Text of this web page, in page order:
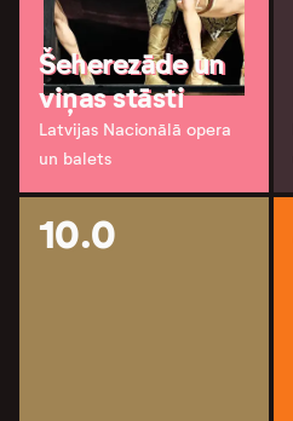
Šeherezāde un
viņas stāsti
Latvijas Nacionālā opera
un balets
10.0